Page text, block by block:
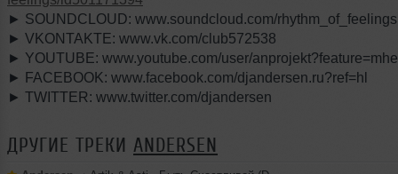
► SOUNDCLOUD: www.soundcloud.com/rhythm_of_feelings
► VKONTAKTE: www.vk.com/club572538
► YOUTUBE: www.youtube.com/user/
► FACEBOOK: www.facebook.com/djandersen.ru?ref=hl
► TWITTER: www.twitter.com/djandersen
ДРУГИЕ ТРЕКИ ANDERSEN